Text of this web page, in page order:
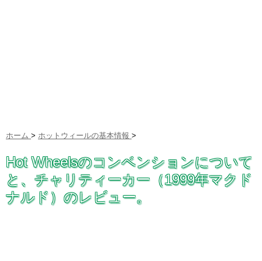
ホーム > ホットウィールの基本情報 >
Hot Wheelsのコンベンションについて
と、チャリティーカー（1999年マクド
ナルド）のレビュー。